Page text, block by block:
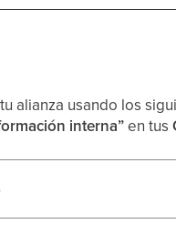
alianza usando los
interna”en tus